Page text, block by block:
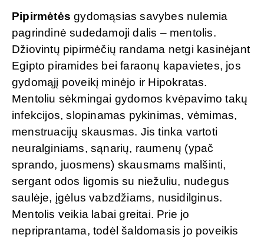
Pipirmėtėsgydomąsias savybes nulemia
pagrindinė sudedamoji dalis – mentolis.
Džiovintų pipirmėčių randama netgi kasinėjant
Egipto piramides bei faraonų kapavietes, jos
gydomąjį poveikį minėjo ir Hipokratas.
Mentoliu sėkmingai gydomos kvėpavimo takų
infekcijos, slopinamas pykinimas, vėmimas,
menstruacijų skausmas. Jis tinka vartoti
neuralginiams, sąnarių, raumenų (ypač
sprando, juosmens) skausmams malšinti,
sergant odos ligomis su niežuliu, nudegus
saulėje, įgėlus vabzdžiams, nusidilginus.
Mentolis veikia labai greitai. Prie jo
nepriprantama, todėl šaldomasis jo poveikis